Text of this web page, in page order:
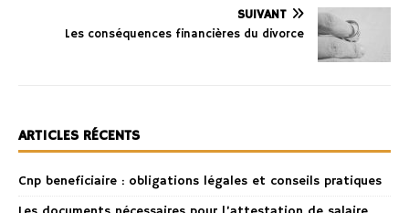
SUIVANT
Les conséquences financières du divorce
ARTICLES RÉCENTS
Cnp beneficiaire : obligations légales et conseils pratiques